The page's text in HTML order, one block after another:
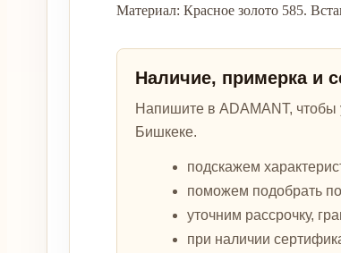
Материал: Красное золото 585.
Наличие, примерка и
Напишите в ADAMANT, чтобы
Бишкеке.
подскажем
поможем подобрать
уточним рассрочку,
при наличии